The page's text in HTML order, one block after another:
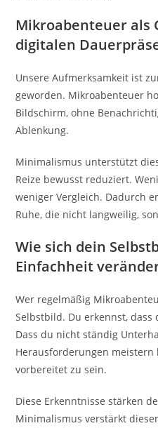
Mikroabenteuer als
digitalen
Unsere Aufmerksamkeit ist
geworden. Mikroabenteuer
Bildschirm, ohne
Ablenkung.
Minimalismus unterstützt
Reize bewusst reduziert.
weniger Vergleich. Dadurch
Ruhe, die nicht langweilig,
Wie sich dein
Einfachheit
Wer regelmäßig
Selbstbild. Du erkennst,
Dass du nicht ständig
Herausforderungen meistern
vorbereitet zu sein.
Diese Erkenntnisse stärken
Minimalismus verstärkt